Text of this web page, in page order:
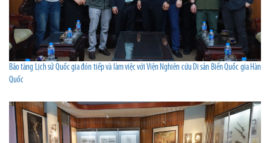
Bảo tàng Lịch sử Quốc gia đón tiếp và làm việc với Viện Nghiên cứu Di sản Biển Quốc gia Hàn
Quốc